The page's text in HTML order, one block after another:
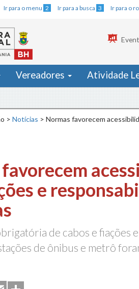
Ir para o menu 2 Ir para a busca 3 Ir para o
Vereadores Atividade
> Notícias > Normas favorecem
e
de cabos e fiações
de ônibus e metrô